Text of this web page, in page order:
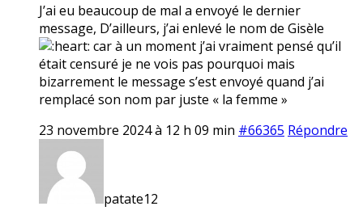
J’ai eu beaucoup de mal a envoyé le dernier
message, D’ailleurs, j’ai enlevé le nom de Gisèle
car à un moment j’ai vraiment pensé qu’il
était censuré je ne vois pas pourquoi mais
bizarrement le message s’est envoyé quand j’ai
remplacé son nom par juste « la femme »
23 novembre 2024 à 12 h 09 min #66365 Répondre
patate12